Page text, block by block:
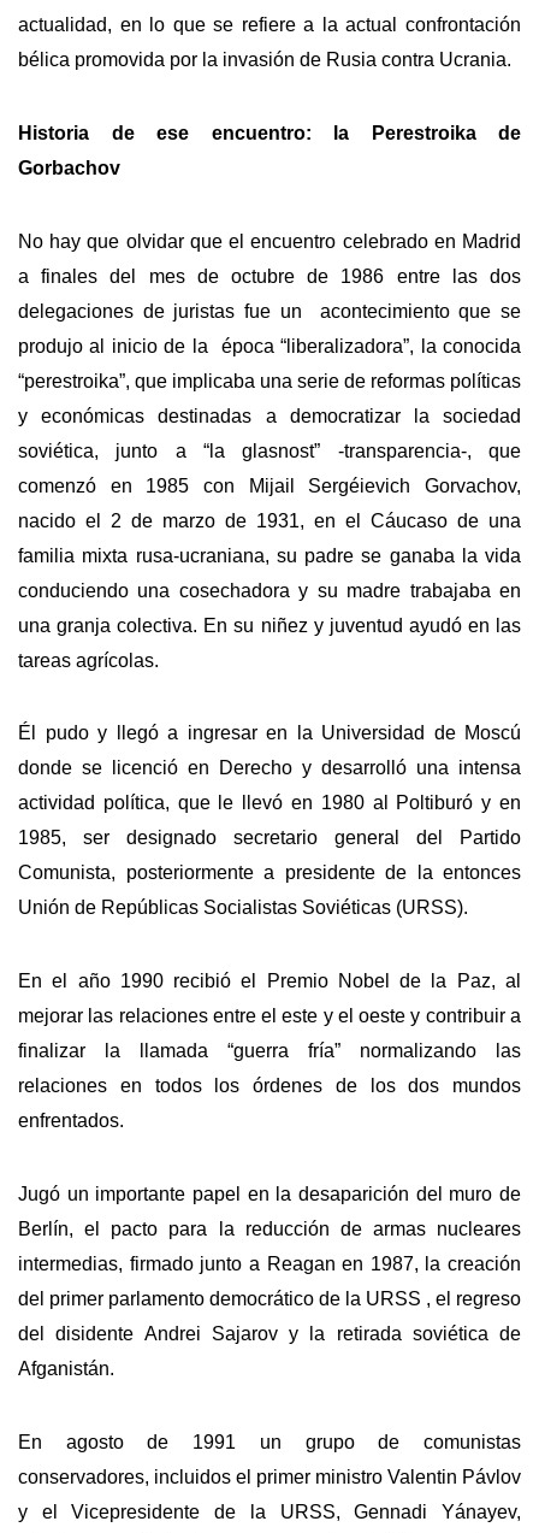
actualidad, en lo que se refiere a la actual confrontación
bélica promovida por la invasión de Rusia contra Ucrania.
Historia de ese encuentro: la Perestroika de
Gorbachov
No hay que olvidar que el encuentro celebrado en Madrid
a finales del mes de octubre de 1986 entre las dos
delegaciones de juristas fue un acontecimiento que se
produjo al inicio de la época “liberalizadora”, la conocida
“perestroika”, que implicaba una serie de reformas políticas
y económicas destinadas a democratizar la sociedad
soviética, junto a “la glasnost” -transparencia-, que
comenzó en 1985 con Mijail Sergéievich Gorvachov,
nacido el 2 de marzo de 1931, en el Cáucaso de una
familia mixta rusa-ucraniana, su padre se ganaba la vida
conduciendo una cosechadora y su madre trabajaba en
una granja colectiva. En su niñez y juventud ayudó en las
tareas agrícolas.
Él pudo y llegó a ingresar en la Universidad de Moscú
donde se licenció en Derecho y desarrolló una intensa
actividad política, que le llevó en 1980 al Poltiburó y en
1985, ser designado secretario general del Partido
Comunista, posteriormente a presidente de la entonces
Unión de Repúblicas Socialistas Soviéticas (URSS).
En el año 1990 recibió el Premio Nobel de la Paz, al
mejorar las relaciones entre el este y el oeste y contribuir a
finalizar la llamada “guerra fría” normalizando las
relaciones en todos los órdenes de los dos mundos
enfrentados.
Jugó un importante papel en la desaparición del muro de
Berlín, el pacto para la reducción de armas nucleares
intermedias, firmado junto a Reagan en 1987, la creación
del primer parlamento democrático de la URSS , el regreso
del disidente Andrei Sajarov y la retirada soviética de
Afganistán.
En agosto de 1991 un grupo de comunistas
conservadores, incluidos el primer ministro Valentin Pávlov
y el Vicepresidente de la URSS, Gennadi Yánayev,